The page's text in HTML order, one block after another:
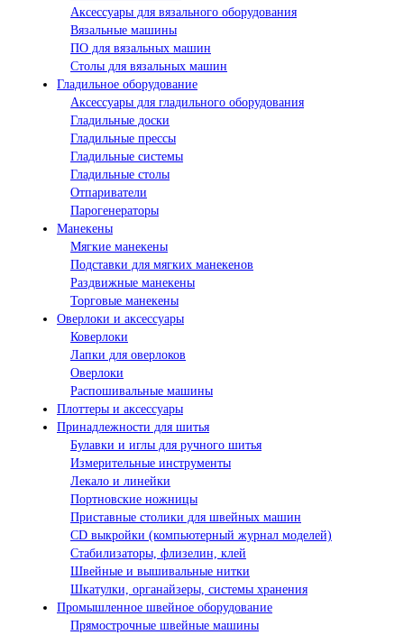
Аксессуары для вязального оборудования
Вязальные машины
ПО для вязальных машин
Столы для вязальных машин
Гладильное оборудование
Аксессуары для гладильного оборудования
Гладильные доски
Гладильные прессы
Гладильные системы
Гладильные столы
Отпариватели
Парогенераторы
Манекены
Мягкие манекены
Подставки для мягких манекенов
Раздвижные манекены
Торговые манекены
Оверлоки и аксессуары
Коверлоки
Лапки для оверлоков
Оверлоки
Распошивальные машины
Плоттеры и аксессуары
Принадлежности для шитья
Булавки и иглы для ручного шитья
Измерительные инструменты
Лекало и линейки
Портновские ножницы
Приставные столики для швейных машин
СD выкройки (компьютерный журнал моделей)
Стабилизаторы, флизелин, клей
Швейные и вышивальные нитки
Шкатулки, органайзеры, системы хранения
Промышленное швейное оборудование
Прямострочные швейные машины